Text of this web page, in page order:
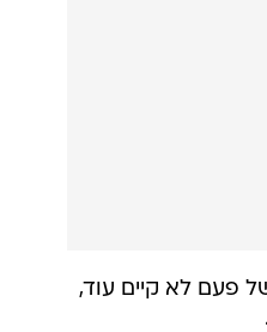
פעם לא קיים עוד,